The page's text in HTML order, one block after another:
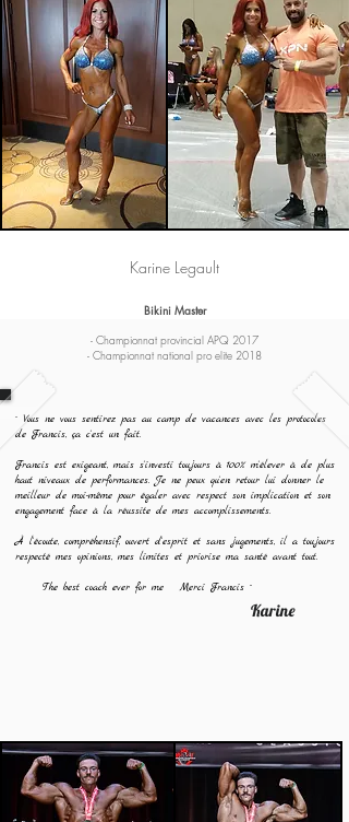
Karine Legault
Bikini Master
- Championnat provincial APQ 2017
- Championnat national pro elite 2018
¨ Vous ne vous sentirez pas au camp de vacances avec les protocoles
de Francis, ça c'est un fait.
Francis est exigeant, mais s'investi toujours à 100% m'élever à de plus
haut niveaux de performances. Je ne peux qu'en retour lui donner le
meilleur de moi-même pour égaler avec respect son implication et son
engagement face à la réussite de mes accomplissements.
À l'écoute, compréhensif, ouvert d'esprit et sans jugements, il a toujours
respecté mes opinions, mes limites et priorise ma santé avant tout.
The best coach ever for me Merci Francis ¨
Karine